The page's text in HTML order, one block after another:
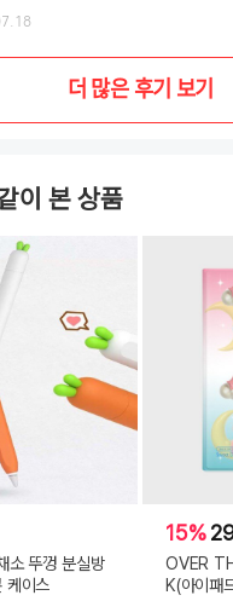
더 많은 후기 보기
이 본 상품
소 뚜껑 분실방
케이스
15%
OVER
K(아이패